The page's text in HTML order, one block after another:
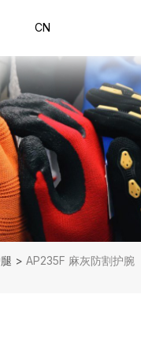
CN
> AP235F 麻灰防割护腕